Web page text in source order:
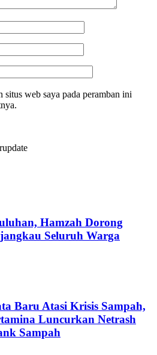
situs web saya pada peramban ini
Hamzah Dorong
Seluruh Warga
Baru Atasi Krisis Sampah,
Luncurkan Netrash
Sampah